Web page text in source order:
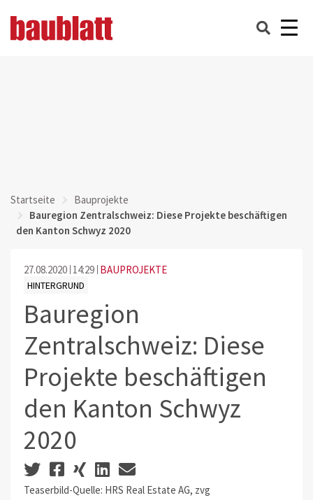
Startseite
Bauprojekte
Bauregion Zentralschweiz: Diese Projekte beschäftigen
den Kanton Schwyz 2020
27.08.2020 14:29 BAUPROJEKTE
HINTERGRUND
Bauregion
Zentralschweiz: Diese
Projekte beschäftigen
den Kanton Schwyz
2020
Teaserbild-Quelle: HRS Real Estate AG, zvg